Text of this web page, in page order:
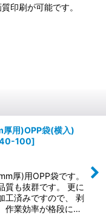
印刷が可能です。
厚用)OPP袋(横入)
100]
厚)用OPP袋です。
質も抜群です。 更に
工済みですので、 剥
作業効率が格段に…